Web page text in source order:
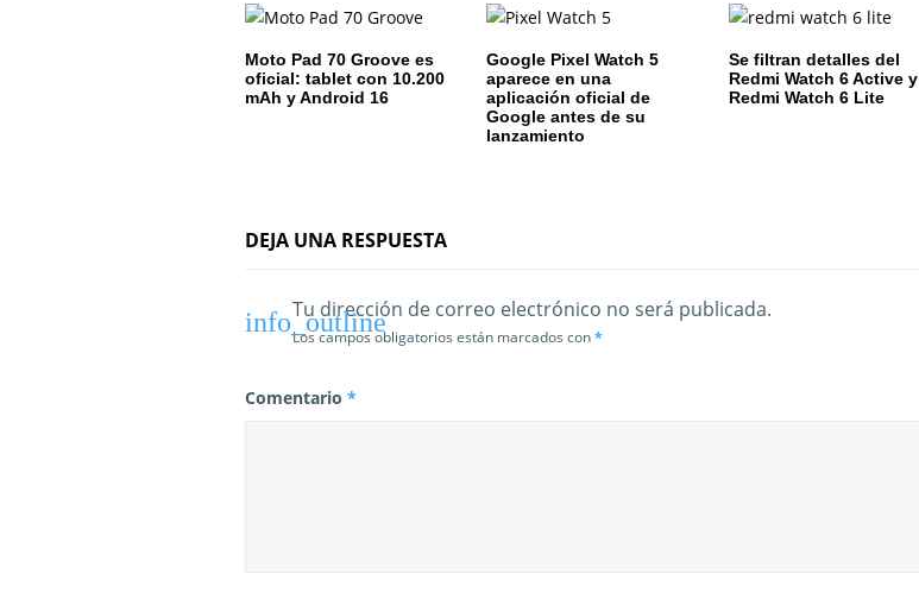
d
e
e
r
d
a
s
Moto Pad 70 Groove es
oficial: tablet con 10.200
mAh y Android 16
Google Pixel Watch 5
aparece en una
aplicación oficial de
Google antes de su
lanzamiento
Se filtran detalles del
Redmi Watch 6 Active y
Redmi Watch 6 Lite
DEJA UNA RESPUESTA
Tu dirección de correo electrónico no será publicada.
Los campos obligatorios están marcados con*
Comentario *